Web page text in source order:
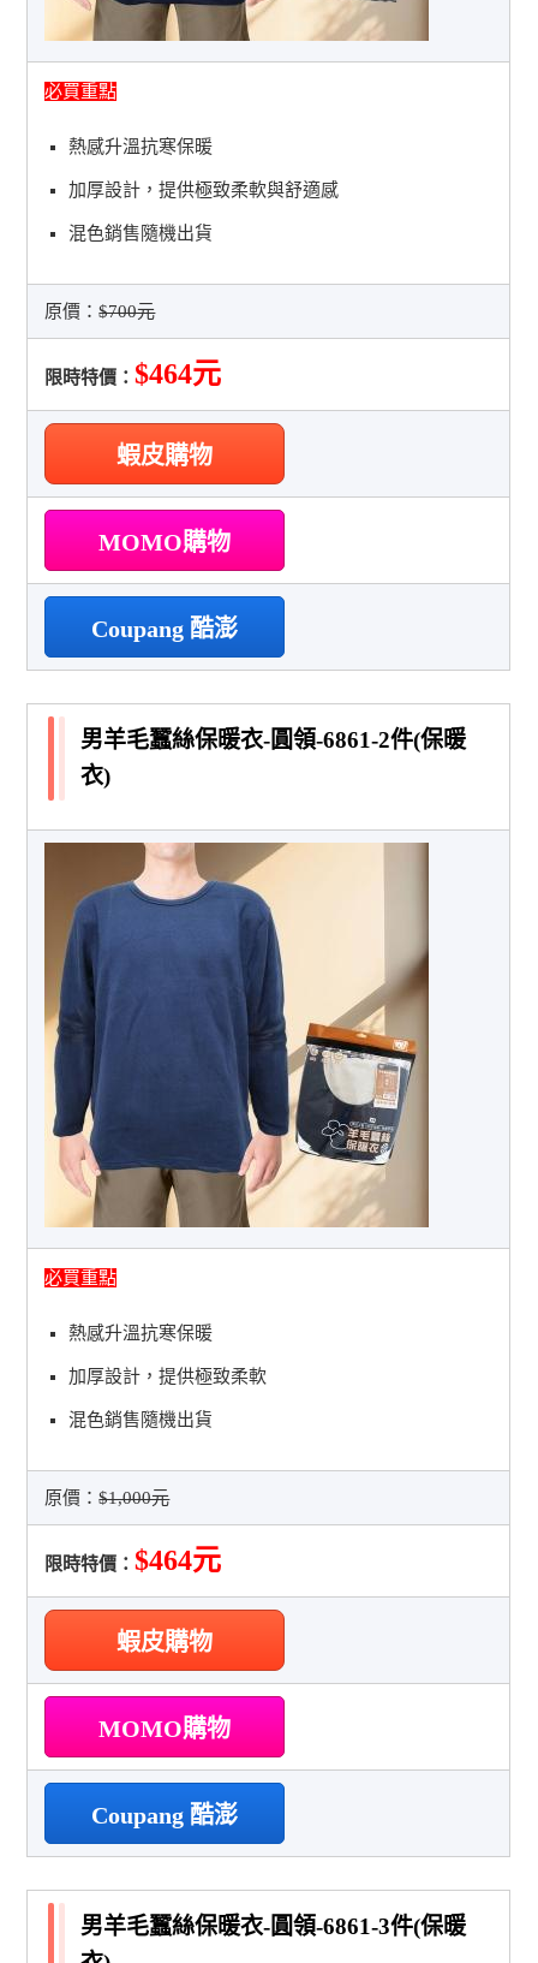
必買重點
熱感升溫抗寒保暖
加厚設計，提供極致柔軟與舒適感
混色銷售隨機出貨
原價：$700元
限時特價：$464元
蝦皮購物
MOMO購物
Coupang 酷澎
男羊毛蠶絲保暖衣-圓領-6861-2件(保暖
衣)
必買重點
熱感升溫抗寒保暖
加厚設計，提供極致柔軟
混色銷售隨機出貨
原價：$1,000元
限時特價：$464元
蝦皮購物
MOMO購物
Coupang 酷澎
男羊毛蠶絲保暖衣-圓領-6861-3件(保暖